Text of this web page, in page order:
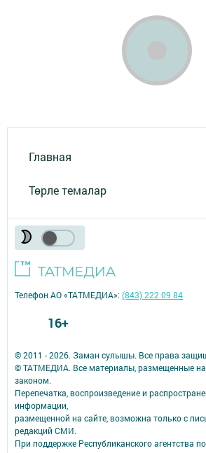
Главная
Төрле темалар
© 2011 - 2026. Заман сулышы. Все права
© ТАТМЕДИА. Все материалы, размещенные
законом.
Перепечатка, воспроизведение и
информации,
размещенной на сайте, возможна только с
редакций СМИ.
При поддержке Республиканского агентства
Телефон АО «ТАТМЕДИА»:(843) 222 09 84
16+